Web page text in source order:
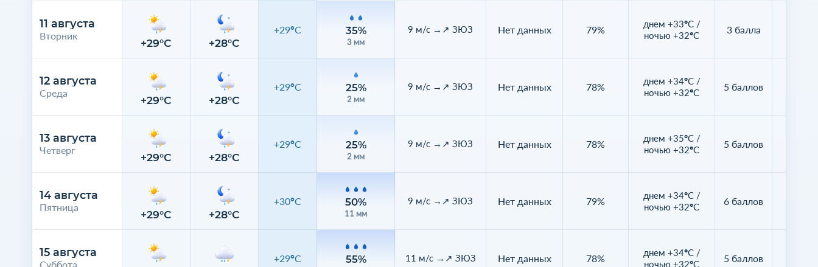
11 августа
Вторник
12 августа
Среда
13 августа
Четверг
14 августа
Пятница
15 августа
Суббота
+29°C +28°C
+29°C 35%
3 мм
9 м/с →↗ ЗЮЗ Нет данных 79%
днем +33°C /
ночью +32°C
3 балла
+29°C +28°C
+29°C 25%
2 мм
9 м/с →↗ ЗЮЗ Нет данных 78%
днем +34°C /
ночью +32°C
5 баллов
+29°C +28°C
+29°C 25%
2 мм
9 м/с →↗ ЗЮЗ Нет данных 78%
днем +35°C /
ночью +32°C
5 баллов
+29°C +28°C
+30°C 50%
11 мм
9 м/с →↗ ЗЮЗ Нет данных 79%
днем +34°C /
ночью +32°C
6 баллов
+29°C 55% 11 м/с →↗ ЗЮЗ Нет данных 78%
днем +34°C /
ночью +32°C
5 баллов